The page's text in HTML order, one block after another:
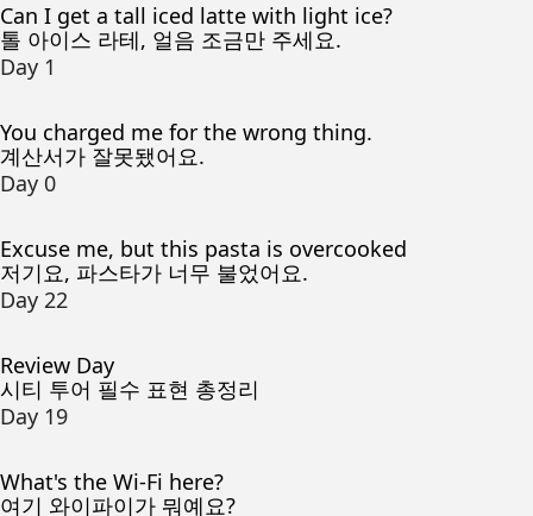
Can I get a tall iced latte with light ice?
톨 아이스 라테, 얼음 조금만 주세요.
Day 1
You charged me for the wrong thing.
계산서가 잘못됐어요.
Day 0
Excuse me, but this pasta is overcooked
저기요, 파스타가 너무 불었어요.
Day 22
Review Day
시티 투어 필수 표현 총정리
Day 19
What's the Wi-Fi here?
여기 와이파이가 뭐예요?